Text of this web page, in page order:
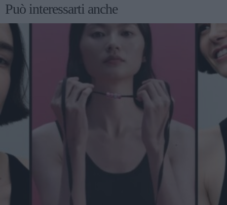
Può interessarti anche